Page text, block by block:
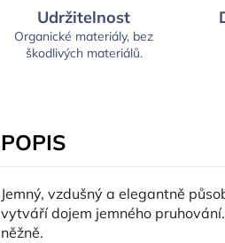
Udržitelnost
Organické materiály, bez
škodlivých materiálů.
POPIS
Jemný, vzdušný a elegantně
vytváří dojem jemného
něžně.